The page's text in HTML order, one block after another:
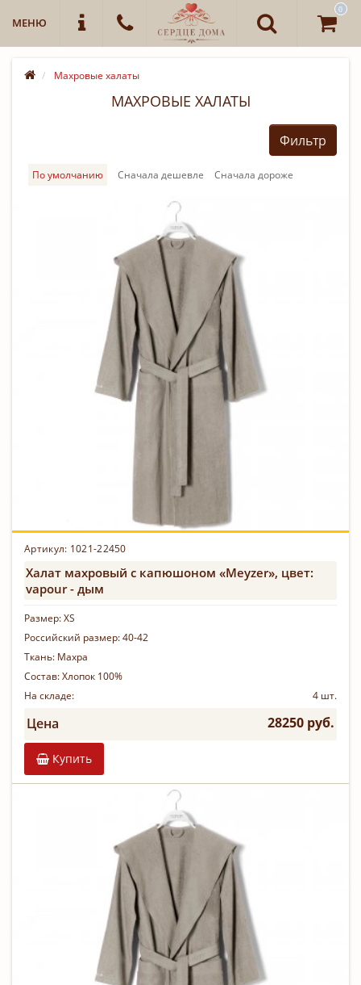
МЕНЮ
0
Махровые халаты
МАХРОВЫЕ ХАЛАТЫ
Фильтр
По умолчанию Cначала дешевле Cначала дороже
Артикул: 1021-22450
Халат махровый с капюшоном «Meyzer», цвет:
vapour - дым
Размер:XS
Российский размер:40-42
Ткань: Махра
Состав:Хлопок 100%
На складе:
4 шт.
Цена 28250 руб.
Купить